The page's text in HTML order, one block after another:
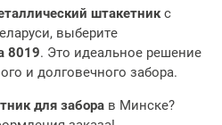
штакетникс
выберите
8019. Это идеальное решение
и долговечного забора.
для забора в Минске?